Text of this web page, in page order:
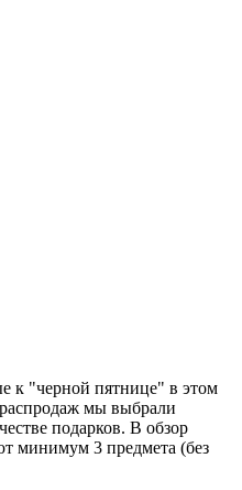
к "черной пятнице" в этом
распродаж мы выбрали
подарков. В обзор
минимум 3 предмета (без